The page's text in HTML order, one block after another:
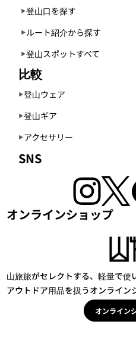
登山口を探す
ルート紹介から探す
登山スポットすべて
比較
登山ウェア
登山ギア
アクセサリー
SNS
オンラインショップ
山旅旅がセレクトする、軽量で使
アウトドア用品を扱うオンライン
オンライン